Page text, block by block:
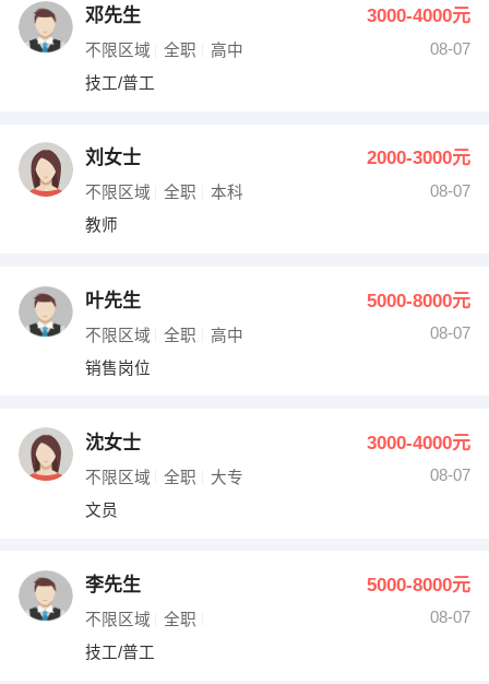
邓先生 3000-4000元
不限区域 全职 高中
08-07
技工/普工
刘女士 2000-3000元
不限区域 全职 本科
08-07
教师
叶先生 5000-8000元
不限区域 全职 高中
08-07
销售岗位
沈女士 3000-4000元
不限区域 全职 大专
08-07
文员
李先生 5000-8000元
不限区域 全职
08-07
技工/普工